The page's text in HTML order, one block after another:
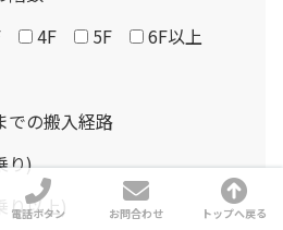
4F 5F
6F以上
での搬入経路
り)
り以上)
電話ボタン お問合わせ トップへ戻る